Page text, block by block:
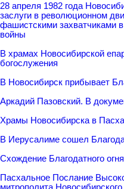
28 апреля 1982 года
заслуги в революционном
фашистскими захватчиками
войны
В храмах Новосибирской
богослужения
В Новосибирск прибывает
Аркадий Пазовский. В
Храмы Новосибирска в
В Иерусалиме сошел
Схождение Благодатного
Пасхальное Послание
митрополита